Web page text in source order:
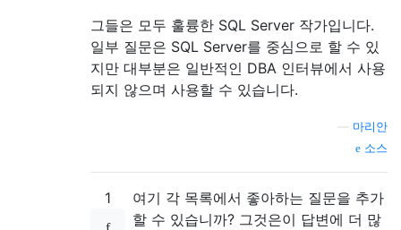
그들은 모두 훌륭한 SQL Server 작가입니다.
일부 질문은 SQL Server를 중심으로 할 수 있
지만 대부분은 일반적인 DBA 인터뷰에서 사용
되지 않으며 사용할 수 있습니다.
마리안
소스
1
여기 각 목록에서 좋아하는 질문을 추가
할 수 있습니까? 그것은이 답변에 더 많